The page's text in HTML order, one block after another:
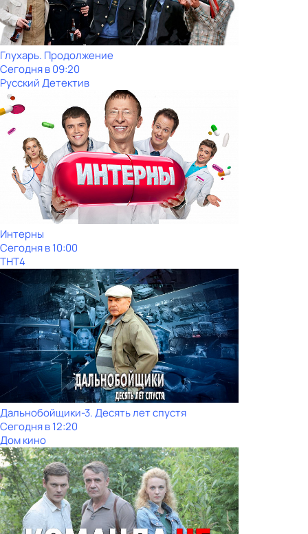
Глухарь. Продолжение
Сегодня в 09:20
Русский Детектив
Интерны
Сегодня в 10:00
ТНТ4
Дальнобойщики-3. Десять лет спустя
Сегодня в 12:20
Дом кино